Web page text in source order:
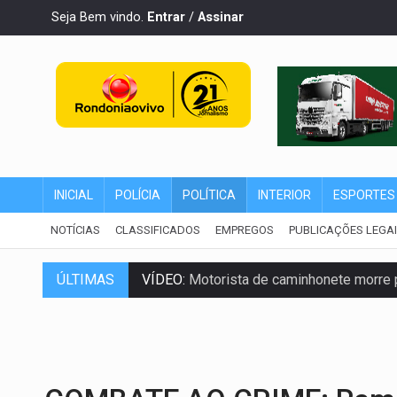
Seja Bem vindo. Entrar / Assinar
INICIAL POLÍCIA POLÍTICA INTERIOR ESPORTES
NOTÍCIAS CLASSIFICADOS EMPREGOS PUBLICAÇÕES
ÚLTIMAS VÍDEO: Motorista de caminhonete
INCLUSÃO:Prefeitura fortalece parceria